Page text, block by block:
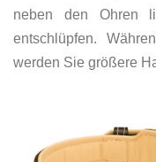
neben den Ohren
entschlüpfen.
werden Sie größere